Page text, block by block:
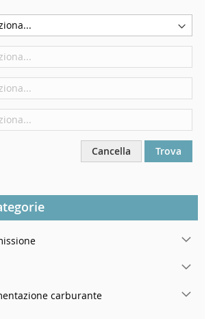
del sedile anteriore destro
la paratia sotto il cofano
motore
della portiera posteriore destra
Cancella Trova
carburante